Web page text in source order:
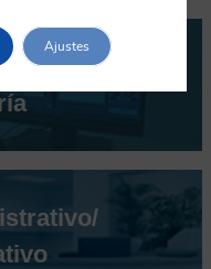
y
Ajustes